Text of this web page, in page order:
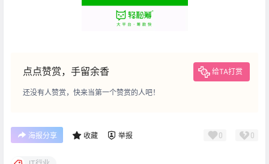
点点赞赏，手留余香 给TA打赏
还没有人赞赏，快来当第一个赞赏的人吧！
海报分享 收藏 举报 0 0